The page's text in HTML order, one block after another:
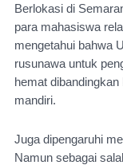
Berlokasi di
para mahasiswa
mengetahui bahwa
rusunawa untuk
hemat
mandiri.
Juga dipengaruhi
Namun sebagai